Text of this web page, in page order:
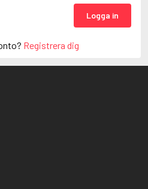
Logga in
Registrera dig